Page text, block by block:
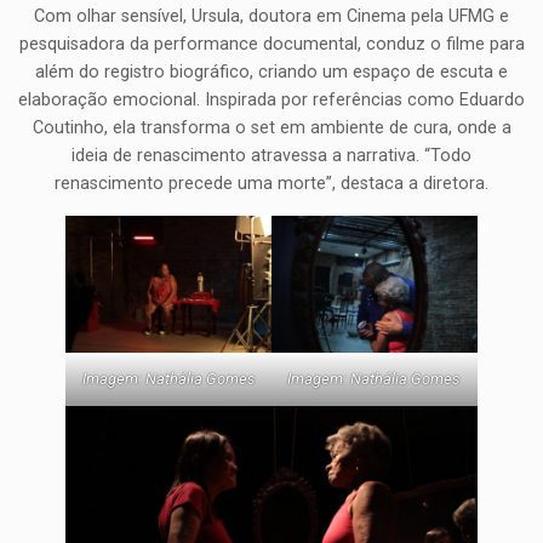
Com olhar sensível, Ursula, doutora em Cinema pela UFMG e
pesquisadora da performance documental, conduz o filme para
além do registro biográfico, criando um espaço de escuta e
elaboração emocional. Inspirada por referências como Eduardo
Coutinho, ela transforma o set em ambiente de cura, onde a
ideia de renascimento atravessa a narrativa. “Todo
renascimento precede uma morte”, destaca a diretora.
Imagem: Nathália Gomes Imagem: Nathália Gomes